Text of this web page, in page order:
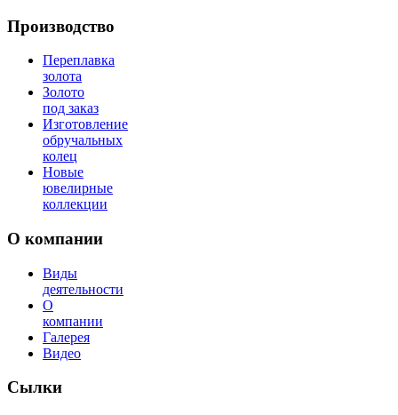
Производство
Переплавка
золота
Золото
под заказ
Изготовление
обручальных
колец
Новые
ювелирные
коллекции
О компании
Виды
деятельности
О
компании
Галерея
Видео
Сылки